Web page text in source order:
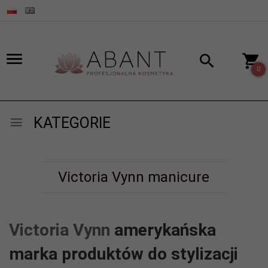
0
KATEGORIE
Victoria Vynn manicure
Victoria Vynn amerykańska
marka produktów do stylizacji